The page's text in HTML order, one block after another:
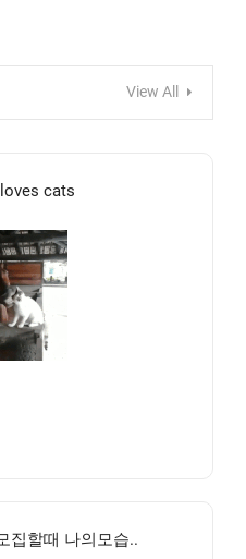
View All
cats
집할때 나의모습..